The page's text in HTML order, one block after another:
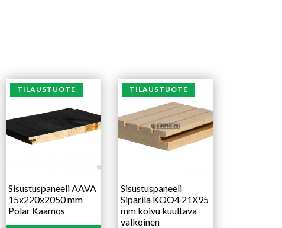
Sisustuspaneeli AAVA
15x220x2050 mm
Polar Kaamos
TILAUSTUOTE
Sisustuspaneeli
Siparila KOO4 21X95
mm koivu kuultava
valkoinen
TILAUSTUOTE